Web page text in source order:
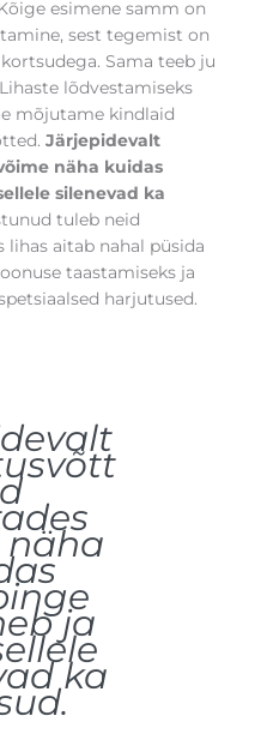
esimene samm on
sest tegemist on
Sama teeb ju
lõdvestamiseks
mõjutame kindlaid
Järjepidevalt
näha kuidas
silenevad ka
tuleb neid
lihas aitab nahal püsida
taastamiseks ja
harjutused.
näha
ja
ka